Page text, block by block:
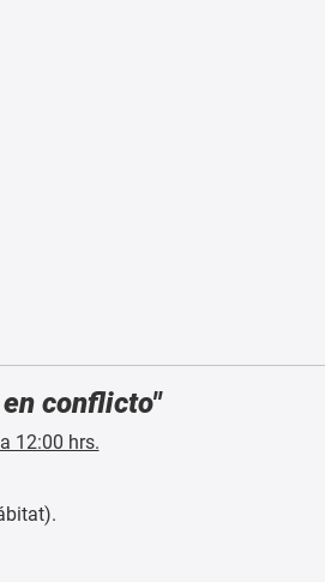
conflicto"
12:00 hrs.